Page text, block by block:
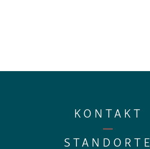
KONTAKT
—
STANDORTE